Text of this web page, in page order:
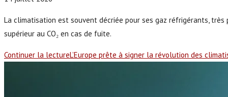
La climatisation est souvent décriée pour ses gaz réfrigérants,
supérieur au CO₂ en cas de fuite.
Continuer la lectureL’Europe prête à signer la révolution des